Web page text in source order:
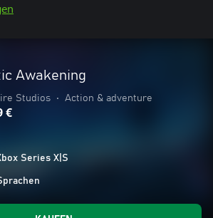
Awakening
Studios • Action & adventure
€
Series X|S